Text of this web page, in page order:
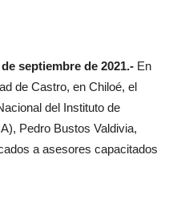
septiembre de 2021.- En
de Castro, en Chiloé, el
del Instituto de
Pedro Bustos Valdivia,
a asesores capacitados